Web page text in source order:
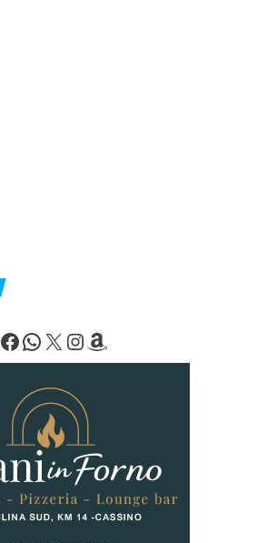
Facebook
WhatsApp
X Instagram
Amazon